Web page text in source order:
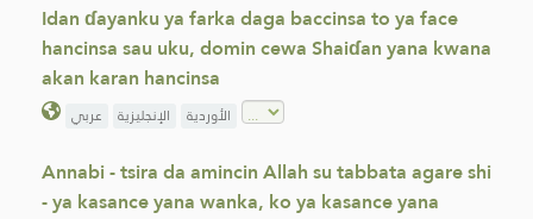
Idan ɗayanku ya farka daga baccinsa to ya face
hancinsa sau uku, domin cewa Shaiɗan yana kwana
akan karan hancinsa
عربي الإنجليزية الأوردية
Annabi - tsira da amincin Allah su tabbata agare shi
- ya kasance yana wanka, ko ya kasance yana